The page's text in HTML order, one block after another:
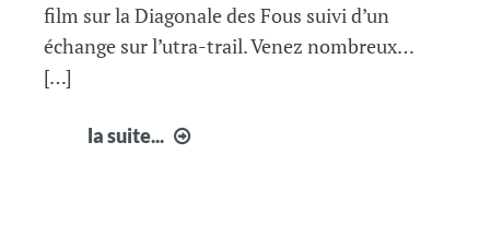
film sur la Diagonale des Fous suivi d’un
échange sur l’utra-trail. Venez nombreux…
[…]
la suite...